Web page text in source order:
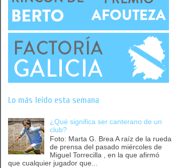
Lo más leído esta semana
¿Qué significa ser canterano de un
club?
Foto: Marta G. Brea A raíz de la rueda
de prensa del pasado miércoles de
Miguel Torrecilla , en la que afirmó
que cualquier jugador que...